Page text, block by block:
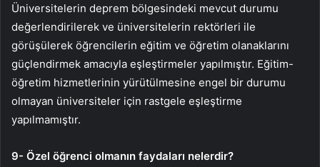
Üniversitelerin deprem bölgesindeki mevcut durumu
değerlendirilerek ve üniversitelerin rektörleri ile
görüşülerek öğrencilerin eğitim ve öğretim olanaklarını
güçlendirmek amacıyla eşleştirmeler yapılmıştır. Eğitim-
öğretim hizmetlerinin yürütülmesine engel bir durumu
olmayan üniversiteler için rastgele eşleştirme
yapılmamıştır.
9- Özel öğrenci olmanın faydaları nelerdir?